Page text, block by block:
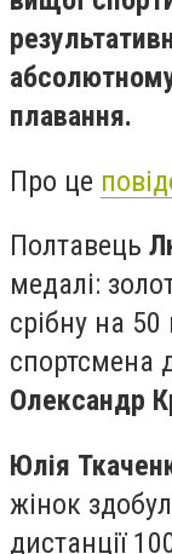
плавання.
Про це
Полтавець
медалі:
срібну на
спортсмена
Олександр
Юлія
жінок
дистанції